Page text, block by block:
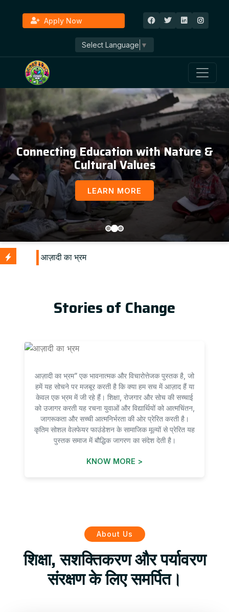
Apply Now
Select Language ▼
Connecting Education with Nature &
Cultural Values
LEARN MORE
Stories of Change
आज़ादी का भ्रम” एक भावनात्मक और विचारोत्तेजक पुस्तक है, जो
हमें यह सोचने पर मजबूर करती है कि क्या हम सच में आज़ाद हैं या
केवल एक भ्रम में जी रहे हैं। शिक्षा, रोजगार और सोच की सच्चाई
को उजागर करती यह रचना युवाओं और विद्यार्थियों को आत्मचिंतन,
जागरूकता और सच्ची आत्मनिर्भरता की ओर प्रेरित करती है।
कृतिम सोशल वेलफेयर फाउंडेशन के सामाजिक मूल्यों से प्रेरित यह
पुस्तक समाज में बौद्धिक जागरण का संदेश देती है।
KNOW MORE >
About Us
शिक्षा, सशक्तिकरण और पर्यावरण
संरक्षण के लिए समर्पित।